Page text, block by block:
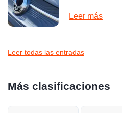
Leer más
Leer todas las entradas
Más clasificaciones